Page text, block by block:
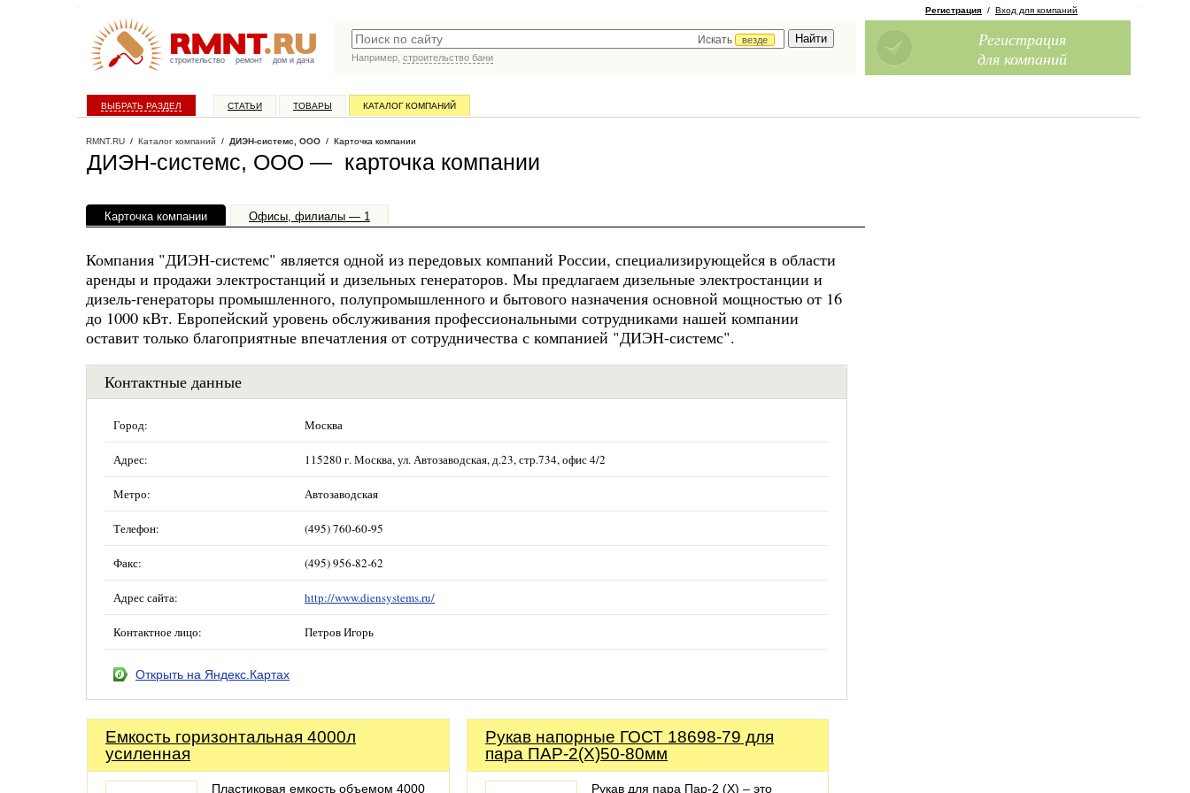
строительство ремонт дом и дача
Искать
везде
Например, строительство бани
Регистрация / Вход для компаний
Регистрация
для компаний
ВЫБРАТЬ РАЗДЕЛ СТАТЬИ ТОВАРЫ КАТАЛОГ КОМПАНИЙ
RMNT.RU / Каталог компаний / ДИЭН-системс, ООО / Карточка компании
ДИЭН-системс, ООО — карточка компании
Карточка компании Офисы, филиалы — 1
Компания "ДИЭН-системс" является одной из передовых компаний России, специализирующейся в области
аренды и продажи электростанций и дизельных генераторов. Мы предлагаем дизельные электростанции и
дизель-генераторы промышленного, полупромышленного и бытового назначения основной мощностью от 16
до 1000 кВт. Европейский уровень обслуживания профессиональными сотрудниками нашей компании
оставит только благоприятные впечатления от сотрудничества с компанией "ДИЭН-системс".
Контактные данные
Город: Москва
Адрес: 115280 г. Москва, ул. Автозаводская, д.23, стр.734, офис 4/2
Метро: Автозаводская
Телефон: (495) 760-60-95
Факс: (495) 956-82-62
Адрес сайта: http://www.diensystems.ru/
Контактное лицо: Петров Игорь
Открыть на Яндекс.Картах
Емкость горизонтальная 4000л
усиленная
Пластиковая емкость объемом 4000
Рукав напорные ГОСТ 18698-79 для
пара ПАР-2(Х)50-80мм
Рукав для пара Пар-2 (X) – это